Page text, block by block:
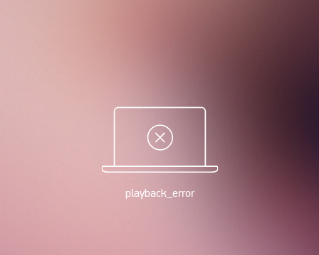
playback_error